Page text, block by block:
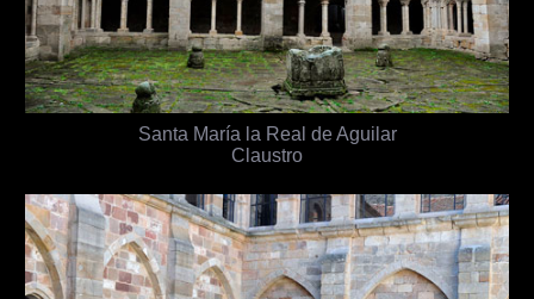
Santa María la Real de Aguilar
Claustro